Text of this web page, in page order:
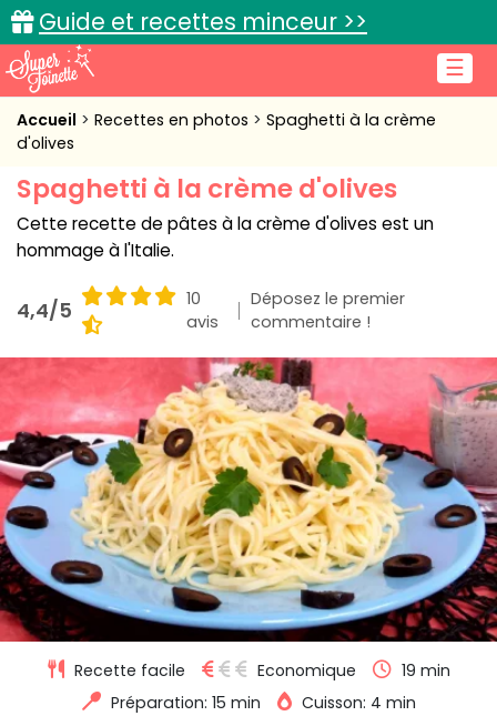
☰
Guide et recettes minceur >>
Accueil
Cuisine pratique
L'actu cuisine
Connexion
Accueil Recettes en photos
Spaghetti à la crème
d'olives
Spaghetti à la crème d'olives
Cette recette de pâtes à la crème d'olives est un
hommage à l'Italie.
4,4/5
10
avis
Déposez le premier
commentaire !
Recette facile Economique
19 min
Préparation: 15 min
Cuisson: 4 min